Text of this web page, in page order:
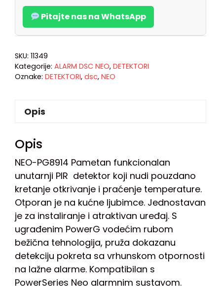
Pitajte nas na WhatsApp
SKU: 11349
Kategorije: ALARM DSC NEO, DETEKTORI
Oznake: DETEKTORI, dsc, NEO
Opis
Opis
NEO-PG8914 Pametan funkcionalan
unutarnji PIR detektor koji nudi pouzdano
kretanje otkrivanje i praćenje temperature.
Otporan je na kućne ljubimce. Jednostavan
je za instaliranje i atraktivan uređaj. S
ugrađenim PowerG vodećim rubom
bežična tehnologija, pruža dokazanu
detekciju pokreta sa vrhunskom otpornosti
na lažne alarme. Kompatibilan s
PowerSeries Neo alarmnim sustavom.